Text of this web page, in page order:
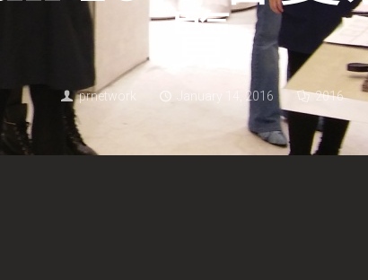
覽
prnetwork January 14, 2016 2016